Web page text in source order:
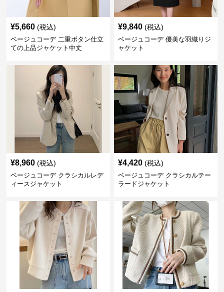
¥5,660 (税込)
ベージュコーデ 二重ボタン仕立
ての上品ジャケット中丈
¥9,840 (税込)
ベージュコーデ 優美な羽織りジ
ャケット
¥8,960 (税込)
ベージュコーデ クラシカルレデ
ィースジャケット
¥4,420 (税込)
ベージュコーデ クラシカルテー
ラードジャケット